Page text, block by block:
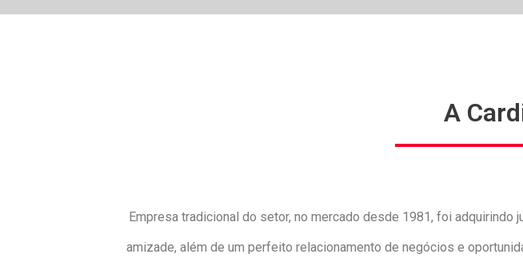
A
Empresa tradicional do setor, no mercado desde 1981, foi
amizade, além de um perfeito relacionamento de negócios e